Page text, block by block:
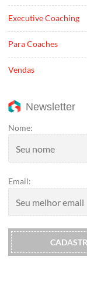
Executive Coaching
Para Coaches
Vendas
Newsletter
Nome:
Email: